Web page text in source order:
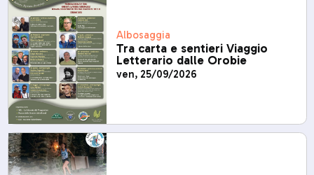
Albosaggia
Tra carta e sentieri Viaggio
Letterario dalle Orobie
ven, 25/09/2026